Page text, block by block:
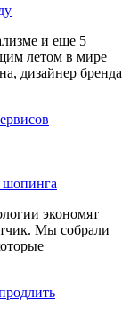
и еще 5
летом в мире
дизайнер бренда
шопинга
экономят
Мы собрали